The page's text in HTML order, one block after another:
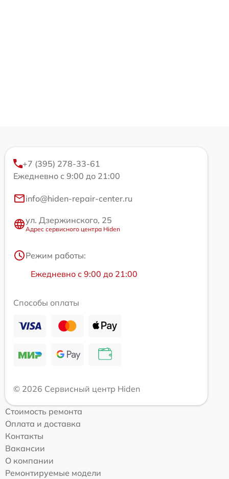
+7 (395) 278-33-61
Ежедневно с 9:00 до 21:00
info@hiden-repair-center.ru
ул. Дзержинского, 25
Адрес сервисного центра Hiden
Режим работы:
Ежедневно с 9:00 до 21:00
Способы оплаты
© 2026 Сервисный центр Hiden
Стоимость ремонта
Оплата и доставка
Контакты
Вакансии
О компании
Ремонтируемые модели